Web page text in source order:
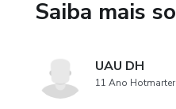
Saiba mais
UAU DH
11 Ano Hotmarter